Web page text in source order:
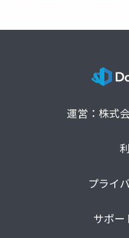
運営：株式
プライ
サポー